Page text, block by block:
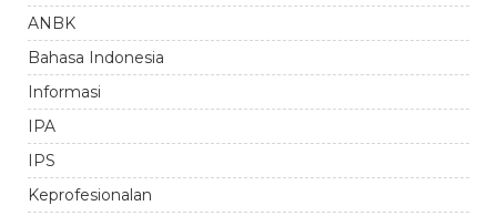
ANBK
Bahasa Indonesia
Informasi
IPA
IPS
Keprofesionalan